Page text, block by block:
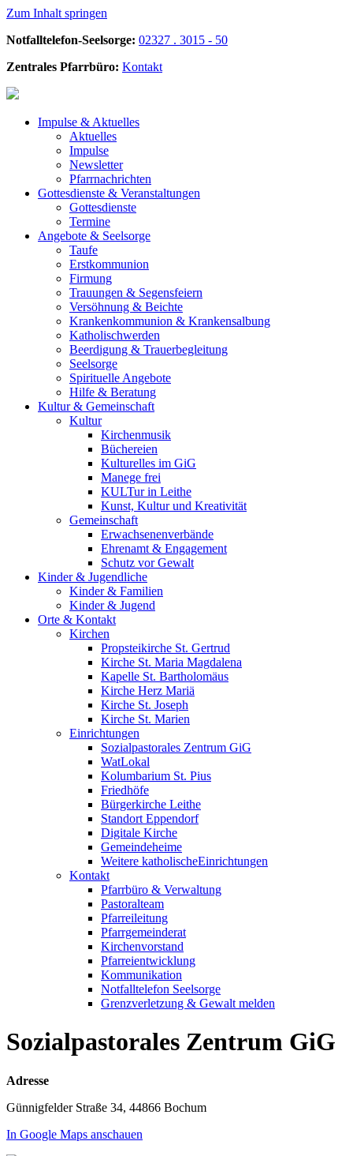
Zum Inhalt springen
Notfalltelefon-Seelsorge: 02327 . 3015 - 50
Zentrales Pfarrbüro: Kontakt
Impulse & Aktuelles
Aktuelles
Impulse
Newsletter
Pfarrnachrichten
Gottesdienste & Veranstaltungen
Gottesdienste
Termine
Angebote & Seelsorge
Taufe
Erstkommunion
Firmung
Trauungen & Segensfeiern
Versöhnung & Beichte
Krankenkommunion & Krankensalbung
Katholischwerden
Beerdigung & Trauerbegleitung
Seelsorge
Spirituelle Angebote
Hilfe & Beratung
Kultur & Gemeinschaft
Kultur
Kirchenmusik
Büchereien
Kulturelles im GiG
Manege frei
KULTur in Leithe
Kunst, Kultur und Kreativität
Gemeinschaft
Erwachsenenverbände
Ehrenamt & Engagement
Schutz vor Gewalt
Kinder & Jugendliche
Kinder & Familien
Kinder & Jugend
Orte & Kontakt
Kirchen
Propsteikirche St. Gertrud
Kirche St. Maria Magdalena
Kapelle St. Bartholomäus
Kirche Herz Mariä
Kirche St. Joseph
Kirche St. Marien
Einrichtungen
Sozialpastorales Zentrum GiG
WatLokal
Kolumbarium St. Pius
Friedhöfe
Bürgerkirche Leithe
Standort Eppendorf
Digitale Kirche
Gemeindeheime
Weitere katholische­­Einrichtungen
Kontakt
Pfarrbüro & Verwaltung
Pastoralteam
Pfarreileitung
Pfarrgemeinderat
Kirchenvorstand
Pfarreientwicklung
Kommunikation
Notfalltelefon Seelsorge
Grenzverletzung & Gewalt melden
Sozial­pastorales ­Zentrum GiG
Adresse
Günnigfelder Straße 34, 44866 Bochum
In Google Maps anschauen